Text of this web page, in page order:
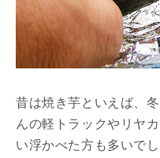
昔は焼き芋といえば、
んの軽トラックやリヤ
い浮かべた方も多いでし